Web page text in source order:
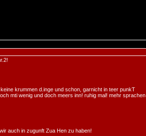
krummen d.inge und schon, garnicht in teer punkT
mti wenig und doch meers inn! ruhig mal! mehr sprachen
auch in zugunft Zua Hen zu haben!